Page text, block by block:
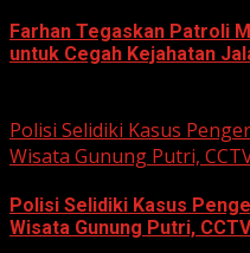
Farhan Tegaskan Patroli
untuk Cegah Kejahatan
Polisi Selidiki Kasus
Wisata Gunung Putri,
Polisi Selidiki Kasus
Wisata Gunung Putri,